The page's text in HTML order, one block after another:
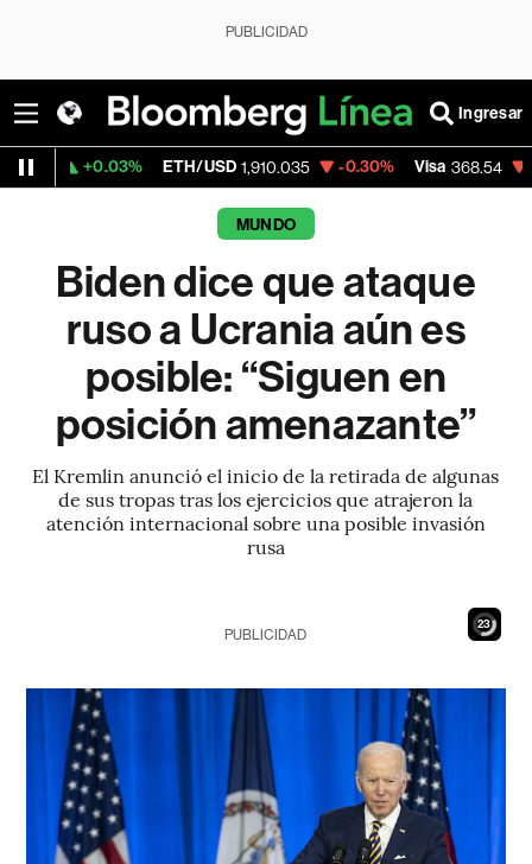
PUBLICIDAD
Ingresar
ETH/USD 1,910.035 -0.30% Visa 368.54 -0.28%
MUNDO
Biden dice que ataque
ruso a Ucrania aún es
posible: “Siguen en
posición amenazante”
El Kremlin anunció el inicio de la retirada de algunas
de sus tropas tras los ejercicios que atrajeron la
atención internacional sobre una posible invasión
rusa
21
PUBLICIDAD